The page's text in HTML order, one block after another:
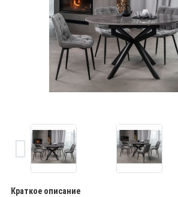
Краткое описание